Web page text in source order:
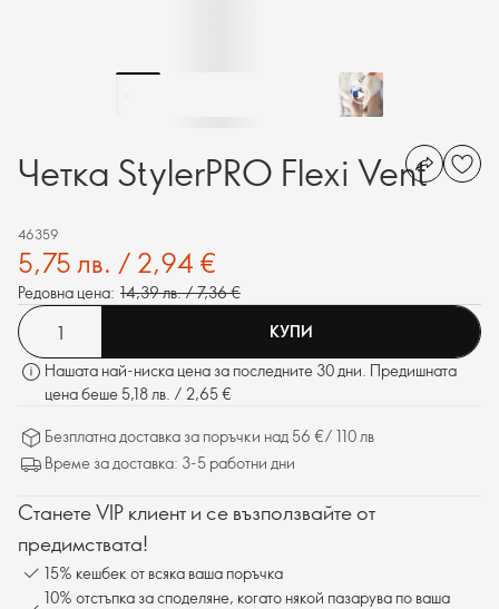
Четка StylerPRO Flexi Vent
46359
5,75 лв. / 2,94 €
Редовна цена: 14,39 лв. / 7,36 €
КУПИ
Нашата най-ниска цена за последните 30 дни. Предишната
цена беше 5,18 лв. / 2,65 €
Безплатна доставка за поръчки над 56 €/ 110 лв
Време за доставка: 3-5 работни дни
Станете VIP клиент и се възползвайте от
предимствата!
15% кешбек от всяка ваша поръчка
10% отстъпка за споделяне, когато някой пазарува по ваша